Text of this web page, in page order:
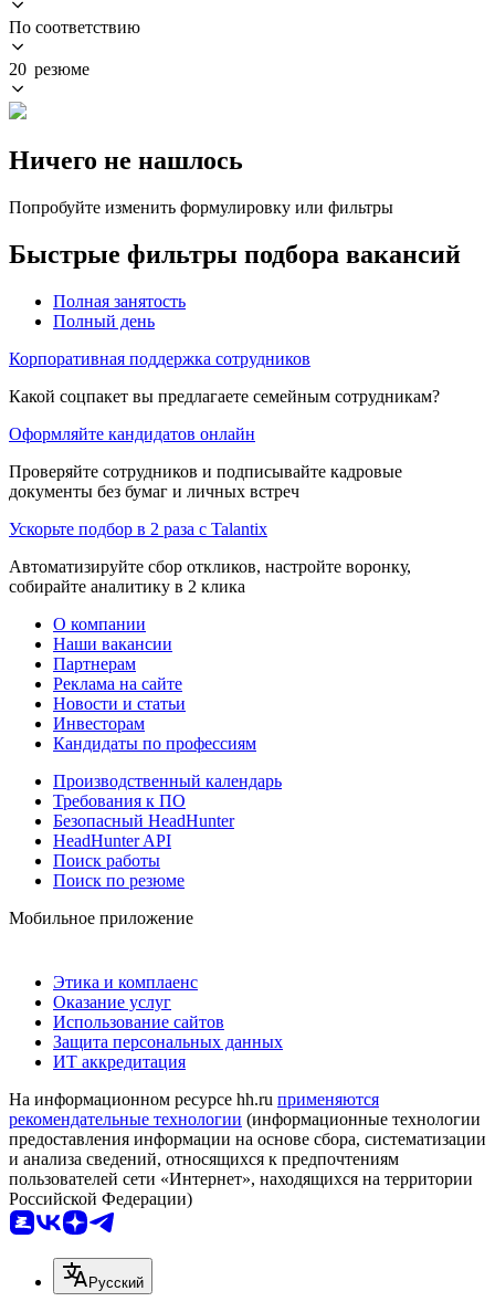
По соответствию
20 резюме
Ничего не нашлось
Попробуйте изменить формулировку или фильтры
Быстрые фильтры подбора вакансий
Полная занятость
Полный день
Корпоративная поддержка сотрудников
Какой соцпакет вы предлагаете семейным сотрудникам?
Оформляйте кандидатов онлайн
Проверяйте сотрудников и подписывайте кадровые
документы без бумаг и личных встреч
Ускорьте подбор в 2 раза с Talantix
Автоматизируйте сбор откликов, настройте воронку,
собирайте аналитику в 2 клика
О компании
Наши вакансии
Партнерам
Реклама на сайте
Новости и статьи
Инвесторам
Кандидаты по профессиям
Производственный календарь
Требования к ПО
Безопасный HeadHunter
HeadHunter API
Поиск работы
Поиск по резюме
Мобильное приложение
Этика и комплаенс
Оказание услуг
Использование сайтов
Защита персональных данных
ИТ аккредитация
На информационном ресурсе hh.ru применяются
рекомендательные технологии (информационные технологии
предоставления информации на основе сбора, систематизации
и анализа сведений, относящихся к предпочтениям
пользователей сети «Интернет», находящихся на территории
Российской Федерации)
Русский